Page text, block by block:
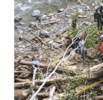
Informasi
INDEKS
BERITA
KONTAK